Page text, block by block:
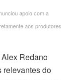
apoio com a
aos produtores
Redano
relevantes do